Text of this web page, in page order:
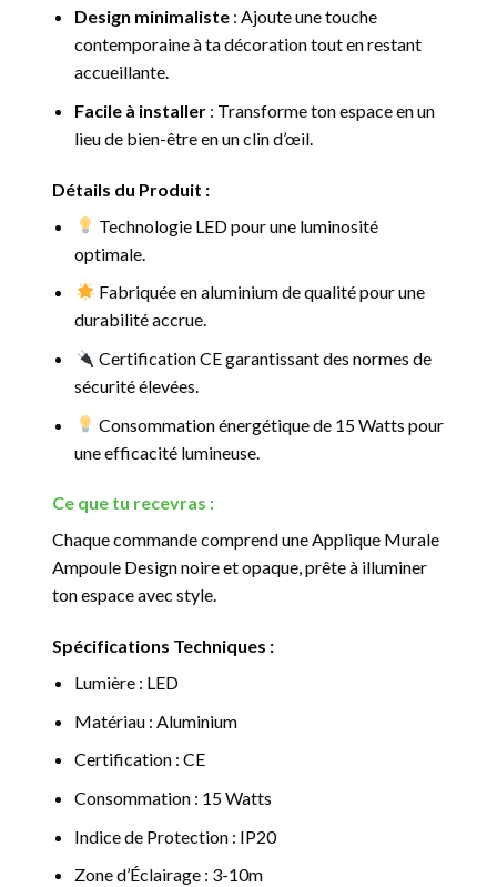
Design minimaliste : Ajoute une touche
contemporaine à ta décoration tout en restant
accueillante.
Facile à installer : Transforme ton espace en un
lieu de bien-être en un clin d’œil.
Détails du Produit :
Technologie LED pour une luminosité
optimale.
Fabriquée en aluminium de qualité pour une
durabilité accrue.
Certification CE garantissant des normes de
sécurité élevées.
Consommation énergétique de 15 Watts pour
une efficacité lumineuse.
Ce que tu recevras :
Chaque commande comprend une Applique Murale
Ampoule Design noire et opaque, prête à illuminer
ton espace avec style.
Spécifications Techniques :
Lumière : LED
Matériau : Aluminium
Certification : CE
Consommation : 15 Watts
Indice de Protection : IP20
Zone d’Éclairage : 3-10m